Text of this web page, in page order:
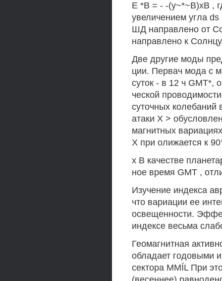
Е *В = - -(у~*~В)хВ ,
увеличением угла ds
ШД направлено от
направлено к
Две другие моды
ции. Первач мода с
суток - в 12 ч GMT*,
ческой
суточных
атаки X >
магнитных
X при олижается к
х В качестве
ное время GMT ,
Изучение индекса
что вариации ее
освещенности.
индексе весьма
Геомагнитная
обладает годовыми
сектора MMÍL При